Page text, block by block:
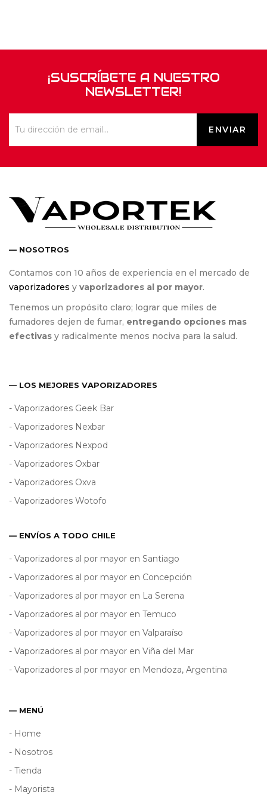
¡SUSCRÍBETE A NUESTRO
NEWSLETTER!
— NOSOTROS
Contamos con 10 años de experiencia en el mercado de
vaporizadores y vaporizadores al por mayor.
Tenemos un propósito claro; lograr que miles de
fumadores dejen de fumar, entregando opciones mas
efectivas y radicalmente menos nociva para la salud.
— LOS MEJORES VAPORIZADORES
- Vaporizadores Geek Bar
- Vaporizadores Nexbar
- Vaporizadores Nexpod
- Vaporizadores Oxbar
- Vaporizadores Oxva
- Vaporizadores Wotofo
— ENVÍOS A TODO CHILE
- Vaporizadores al por mayor en Santiago
- Vaporizadores al por mayor en Concepción
- Vaporizadores al por mayor en La Serena
- Vaporizadores al por mayor en Temuco
- Vaporizadores al por mayor en Valparaíso
- Vaporizadores al por mayor en Viña del Mar
- Vaporizadores al por mayor en Mendoza, Argentina
— MENÚ
- Home
- Nosotros
- Tienda
- Mayorista